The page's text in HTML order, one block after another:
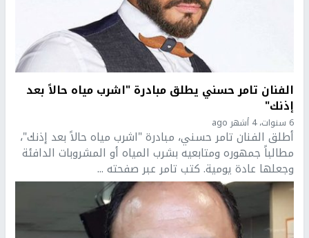
الفنان تامر حسني يطلق مبادرة "اشرب مياه حالاً بعد
إذنك"
6 سنوات، 4 أشهر ago
أطلق الفنان تامر حسني، مبادرة "اشرب مياه حالاً بعد إذنك"،
مطالباً جمهوره ومتابعيه بشرب المياه أو المشروبات الدافئة
وجعلها عادة يومية. كتب تامر عبر صفحته ...